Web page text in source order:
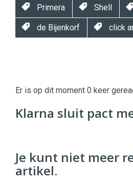
Primera Shell
de Bijenkorf click
|
Digital
Commerce https://
Er is op dit moment 0 keer
Klarna sluit pact
Je kunt niet meer
artikel.